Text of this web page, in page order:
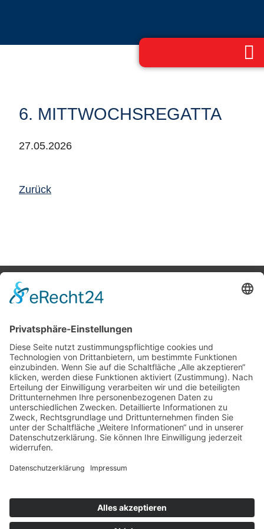
6. MITTWOCHSREGATTA
27.05.2026
Zurück
Potsdamer Yacht Club e. V.
14109 Berlin
Tel: +49 30 805 35 58
KONTAKT|IMPRESSUM|DATENSCHUTZ